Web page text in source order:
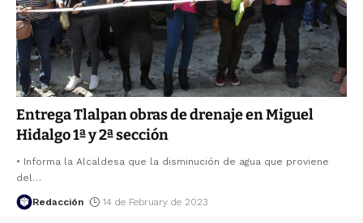
Entrega Tlalpan obras de drenaje en Miguel
Hidalgo 1ª y 2ª sección
• Informa la Alcaldesa que la disminución de agua que proviene
del …
Redacción 14 de February de 2023